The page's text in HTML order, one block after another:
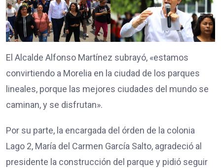
El Alcalde Alfonso Martínez subrayó, «estamos
convirtiendo a Morelia en la ciudad de los parques
lineales, porque las mejores ciudades del mundo se
caminan, y se disfrutan».
Por su parte, la encargada del órden de la colonia
Lago 2, María del Carmen García Salto, agradeció al
presidente la construcción del parque y pidió seguir